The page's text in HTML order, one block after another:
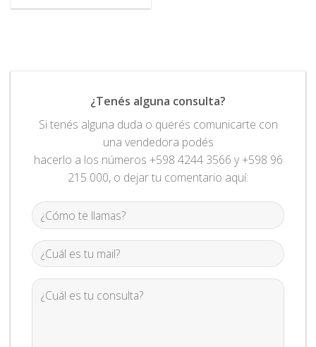
¿Tenés alguna consulta?
Si tenés alguna duda o querés comunicarte con
una vendedora podés
hacerlo a los números +598 4244 3566 y +598 96
215 000, o dejar tu comentario aquí: